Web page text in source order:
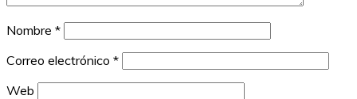
Nombre *
Correo electrónico *
Web